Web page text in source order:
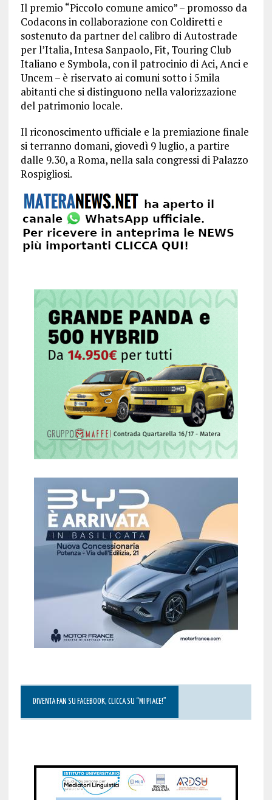
Il premio “Piccolo comune amico” – promosso da
Codacons in collaborazione con Coldiretti e
sostenuto da partner del calibro di Autostrade
per l’Italia, Intesa Sanpaolo, Fit, Touring Club
Italiano e Symbola, con il patrocinio di Aci, Anci e
Uncem – è riservato ai comuni sotto i 5mila
abitanti che si distinguono nella valorizzazione
del patrimonio locale.
Il riconoscimento ufficiale e la premiazione finale
si terranno domani, giovedì 9 luglio, a partire
dalle 9.30, a Roma, nella sala congressi di Palazzo
Rospigliosi.
DIVENTA FAN SU FACEBOOK, CLICCA SU “MI PIACE!”